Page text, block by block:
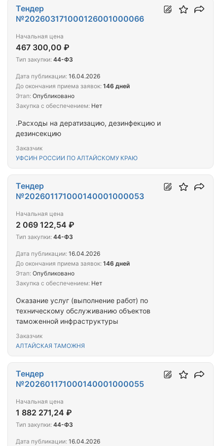
.Расходы на дератизацию, дезинфекцию и
дезинсекцию
Заказчик
УФСИН РОССИИ ПО АЛТАЙСКОМУ КРАЮ
Тендер
№202603171000126001000066
Начальная цена
467 300,00 ₽
Тип закупки: 44-ФЗ
Дата публикации: 16.04.2026
До окончания приема заявок: 146 дней
Этап: Опубликовано
Закупка с обеспечением: Нет
Оказание услуг (выполнение работ) по
техническому обслуживанию объектов
таможенной инфраструктуры
Заказчик
АЛТАЙСКАЯ ТАМОЖНЯ
Тендер
№202601171000140001000053
Начальная цена
2 069 122,54 ₽
Тип закупки: 44-ФЗ
Дата публикации: 16.04.2026
До окончания приема заявок: 146 дней
Этап: Опубликовано
Закупка с обеспечением: Нет
Тендер
№202601171000140001000055
Начальная цена
1 882 271,24 ₽
Тип закупки: 44-ФЗ
Дата публикации: 16.04.2026